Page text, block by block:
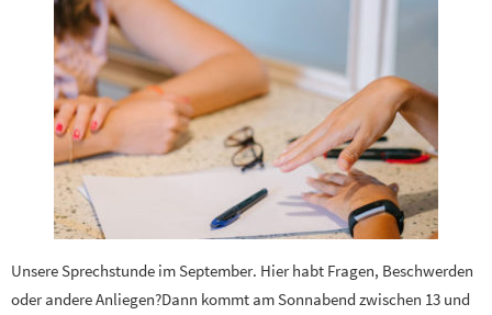
Unsere Sprechstunde im September. Hier habt Fragen, Beschwerden
oder andere Anliegen?Dann kommt am Sonnabend zwischen 13 und